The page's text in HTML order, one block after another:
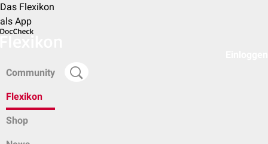
Das Flexikon
als App
Community
Flexikon
Shop